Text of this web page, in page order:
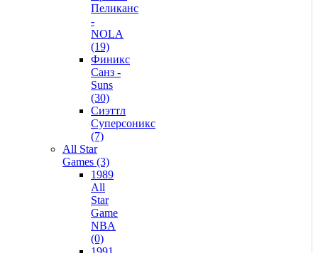
Пеликанс
-
NOLA
(19)
Финикс
Санз -
Suns
(30)
Сиэттл
Суперсоникс
(7)
All Star
Games (3)
1989
All
Star
Game
NBA
(0)